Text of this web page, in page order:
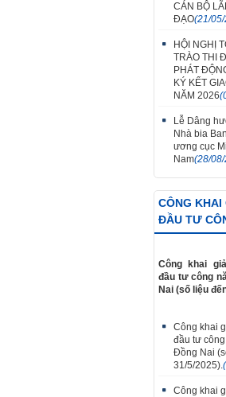
CÁN BỘ
ĐẠO(21/
HỘI NGHỊ
TRÀO THI
PHÁT
KÝ KẾT
NĂM 2026
Lễ Dâng
Nhà bia
ương cục
Nam(28/
CÔNG KHAI
ĐẦU TƯ
Công khai
đầu tư công
Nai (số liệu
Công khai
đầu tư
Đồng Nai
31/5/2025).
Công khai